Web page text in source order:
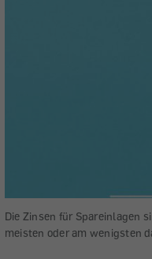
Die Zinsen für Spareinlagen
meisten oder am wenigsten